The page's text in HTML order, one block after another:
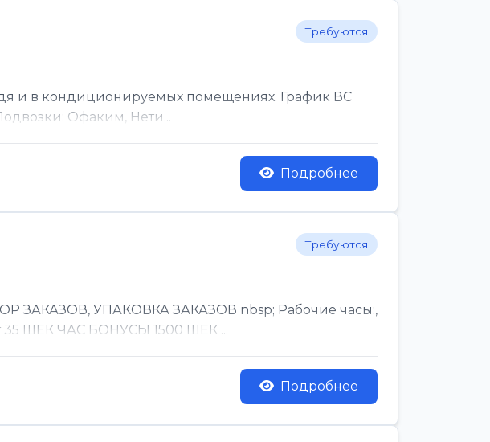
Требуются
и в кондиционируемых помещениях. График ВС
Офаким, Нети...
Подробнее
Требуются
УПАКОВКА ЗАКАЗОВ nbsp; Рабочие часы:,
35 ШЕК ЧАС БОНУСЫ 1500 ШЕК ...
Подробнее